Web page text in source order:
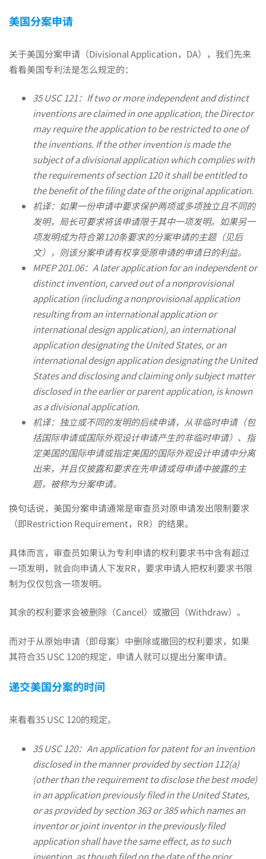
美
国
专
利
分
案，
能
直
接
照
搬
中
国
的
做
法
吗？
——
中
美
分
美国分案申请
关于美国分案申请（Divisional Application，DA），我们先来
看看美国专利法是怎么规定的：
35 USC 121： If two or more independent and distinct
inventions are claimed in one application, the Director
may require the application to be restricted to one of
the inventions. If the other invention is made the
subject of a divisional application which complies with
the requirements of section 120 it shall be entitled to
the benefit of the filing date of the original application.
机译：如果一份申请中要求保护两项或多项独立且不同的
发明，局长可要求将该申请限于其中一项发明。如果另一
项发明成为符合第120条要求的分案申请的主题（见后
文），则该分案申请有权享受原申请的申请日的利益。
MPEP201.06：A later application for an independent or
distinct invention, carved out of a nonprovisional
application (including a nonprovisional application
resulting from an international application or
international design application), an international
application designating the United States, or an
international design application designating the United
States and disclosing and claiming only subject matter
disclosed in the earlier or parent application, is known
as a divisional application.
机译：独立或不同的发明的后续申请，从非临时申请（包
括国际申请或国际外观设计申请产生的非临时申请）、指
定美国的国际申请或指定美国的国际外观设计申请中分离
出来，并且仅披露和要求在先申请或母申请中披露的主
题，被称为分案申请。
换句话说，美国分案申请通常是审查员对原申请发出限制要求
（即Restriction Requirement，RR）的结果。
具体而言，审查员如果认为专利申请的权利要求书中含有超过
一项发明，就会向申请人下发RR，要求申请人把权利要求书限
制为仅仅包含一项发明。
其余的权利要求会被删除（Cancel）或撤回（Withdraw）。
而对于从原始申请（即母案）中删除或撤回的权利要求，如果
其符合35 USC 120的规定，申请人就可以提出分案申请。
递交美国分案的时间
来看看35 USC 120的规定。
35 USC 120：An application for patent for an invention
disclosed in the manner provided by section 112(a)
(other than the requirement to disclose the best mode)
in an application previously filed in the United States,
or as provided by section 363 or 385 which names an
inventor or joint inventor in the previously filed
application shall have the same effect, as to such
invention, as though filed on the date of the prior